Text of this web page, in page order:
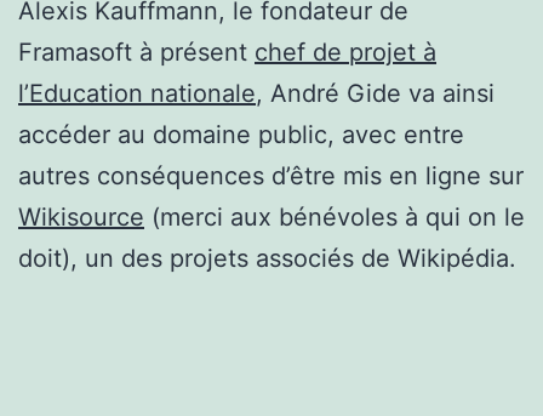
Alexis Kauffmann, le fondateur de
Framasoft à présent chef de projet à
l’Education nationale, André Gide va ainsi
accéder au domaine public, avec entre
autres conséquences d’être mis en ligne sur
Wikisource (merci aux bénévoles à qui on le
doit), un des projets associés de Wikipédia.